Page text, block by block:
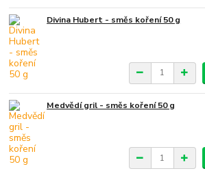
Divina Hubert - směs koření 50 g
Medvědí gril - směs koření 50 g